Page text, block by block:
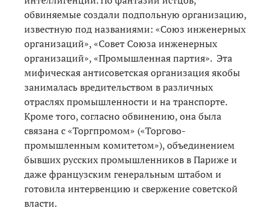
обвиняемые создали подпольную организацию,
известную под названиями: «Союз инженерных
организаций», «Совет Союза инженерных
организаций», «Промышленная партия». Эта
мифическая антисоветская организация якобы
занималась вредительством в различных
отраслях промышленности и на транспорте.
Кроме того, согласно обвинению, она была
связана с «Торгпромом» («Торгово-
промышленным комитетом»), объединением
бывших русских промышленников в Париже и
даже французским генеральным штабом и
готовила интервенцию и свержение советской
власти.